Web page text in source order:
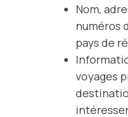
Nom,
numéros
pays de
voyages